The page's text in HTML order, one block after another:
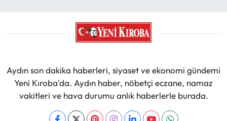
Aydın son dakika haberleri, siyaset ve ekonomi gündemi
Yeni Kıroba'da. Aydın haber, nöbetçi eczane, namaz
vakitleri ve hava durumu anlık haberlerle burada.